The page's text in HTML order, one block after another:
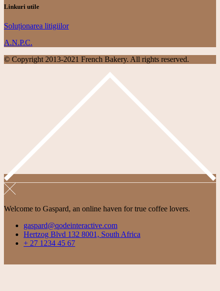
Linkuri utile
Soluționarea litigiilor
A.N.P.C.
© Copyright 2013-2021 French Bakery. All rights reserved.
Welcome to Gaspard, an online haven for true coffee lovers.
gaspard@qodeinteractive.com
Hertzog Blvd 132 8001, South Africa
+ 27 1234 45 67